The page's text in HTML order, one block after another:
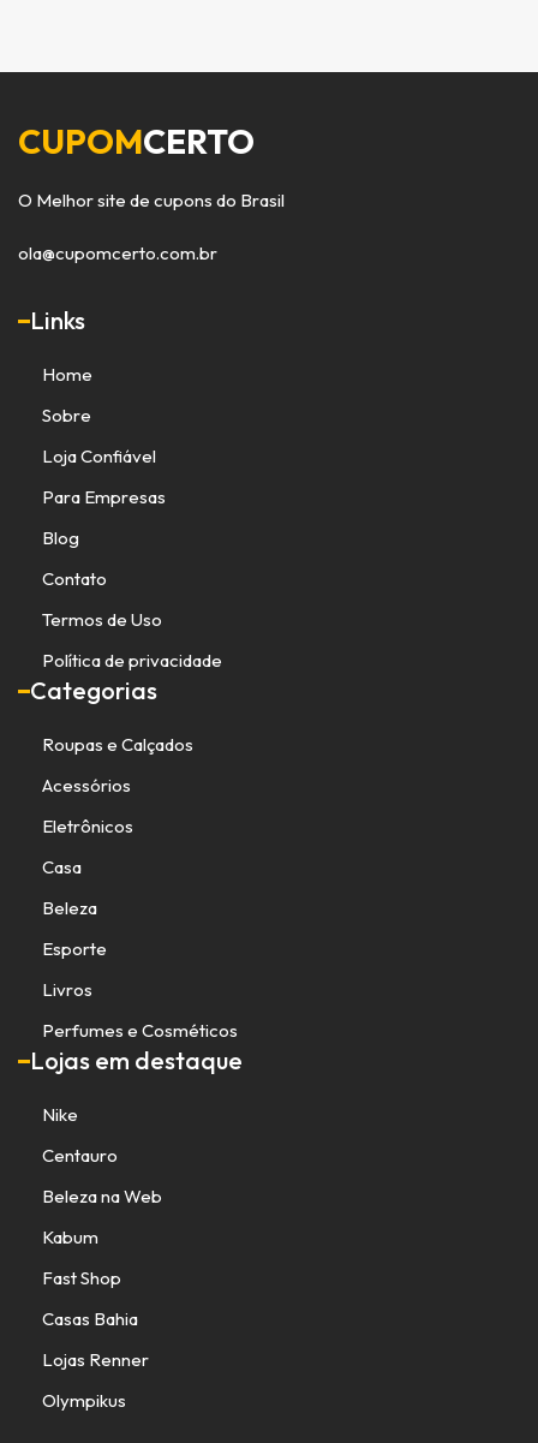
CUPOMCERTO
O Melhor site de cupons do Brasil
ola@cupomcerto.com.br
Links
Home
Sobre
Loja Confiável
Para Empresas
Blog
Contato
Termos de Uso
Política de privacidade
Categorias
Roupas e Calçados
Acessórios
Eletrônicos
Casa
Beleza
Esporte
Livros
Perfumes e Cosméticos
Lojas em destaque
Nike
Centauro
Beleza na Web
Kabum
Fast Shop
Casas Bahia
Lojas Renner
Olympikus